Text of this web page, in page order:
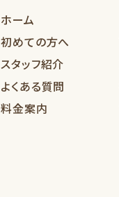
ホーム
初めての方へ
スタッフ紹介
よくある質問
料金案内